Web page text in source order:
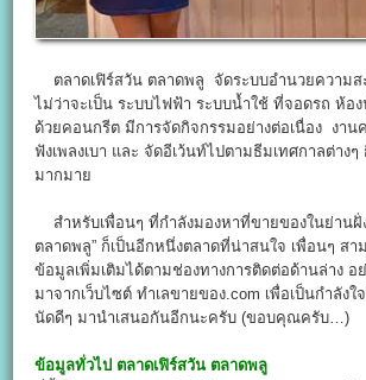
ตลาดเฟิร์สวัน ตลาดพลู จัดระบบอำนวยความส
ไม่ว่าจะเป็น ระบบไฟฟ้า ระบบน้ำใช้ ที่จอดรถ ห้อ
ด้วยคอนกรีต มีการจัดกิจกรรมอย่างต่อเนื่อง งาน
ฟังเพลงเบา และ จัดอีเว้นท์ไปตามธีมเทศกาลต่าง
มากมาย
สำหรับเพื่อนๆ ที่กำลังมองหาที่ขายของในย่านฝั่
ตลาดพลู” ก็เป็นอีกหนึ่งตลาดที่น่าสนใจ เพื่อนๆ สา
ข้อมูลเพิ่มเติมได้ตามช่องทางการติดต่อด้านล่าง
มาจากเว็บไซต์ ทำเลขายของ.com เพื่อเป็นกำลัง
นัดดีๆ มานำเสนอกันอีกนะครับ (ขอบคุณครับ…)
ข้อมูลทั่วไป ตลาดเฟิร์สวัน ตลาดพลู